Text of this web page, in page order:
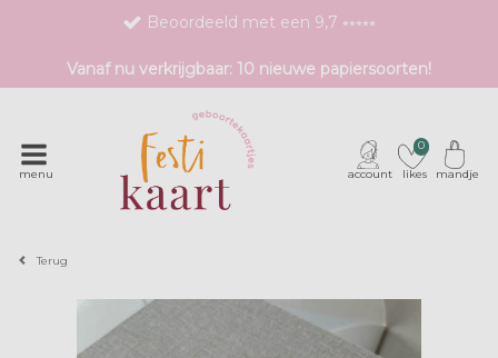
Beoordeeld met een 9,7 ⭒⭒⭒⭒⭒
Exclusieve geboortekaartjes met unieke druktechnieken
Vanaf nu verkrijgbaar: 10 nieuwe papiersoorten!
menu account likes
0
mandje
Terug